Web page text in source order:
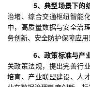
5、典型场景下的
治堵、综合交通枢纽智能
中，高质量数据与安全治
务创新、安全防护保障应用
6、政策标准与产
关政策法规，提出完善行
培育、产业联盟建设、人